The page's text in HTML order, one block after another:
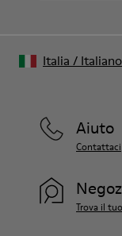
Aiuto
Contattaci
Trova il
Italia / Italiano